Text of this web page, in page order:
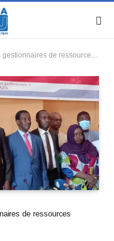
de ressources humaines
de ressources